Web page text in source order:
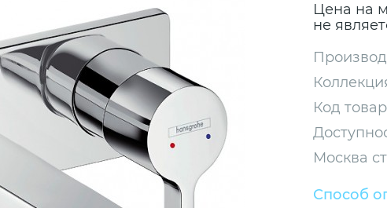
Цена на
не
Код
Москва
Способ